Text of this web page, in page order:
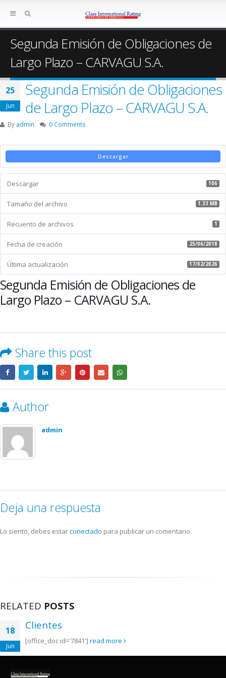
Segunda Emisión de Obligaciones de
Largo Plazo – CARVAGU S.A.
25
Jun
Segunda Emisión de Obligaciones
de Largo Plazo – CARVAGU S.A.
By admin 0 Comments
Descargar
Descargar 106
Tamaño del archivo 1.33 MB
Recuento de archivos 1
Fecha de creación 25/06/2018
Última actualización 17/02/2026
Segunda Emisión de Obligaciones de
Largo Plazo – CARVAGU S.A.
Share this post
Author
admin
Deja una respuesta
Lo siento, debes estarconectado para publicar un comentario.
RELATED POSTS
18
Jun
Clientes
[office_doc id='7841'] read more